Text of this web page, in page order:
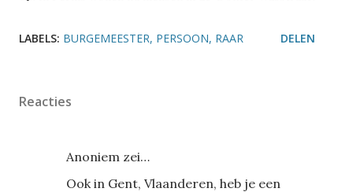
LABELS: BURGEMEESTER PERSOON RAAR DELEN
Reacties
Anoniem zei…
Ook in Gent, Vlaanderen, heb je een